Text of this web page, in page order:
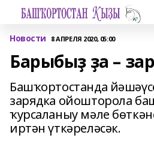
Новости 8 АПРЕЛЯ 2020, 05:00
Барыбыҙ ҙа –
Башҡортостанда
зарядка ойошторола
ҡурсаланыу мәле
иртән үткәреләсәк.